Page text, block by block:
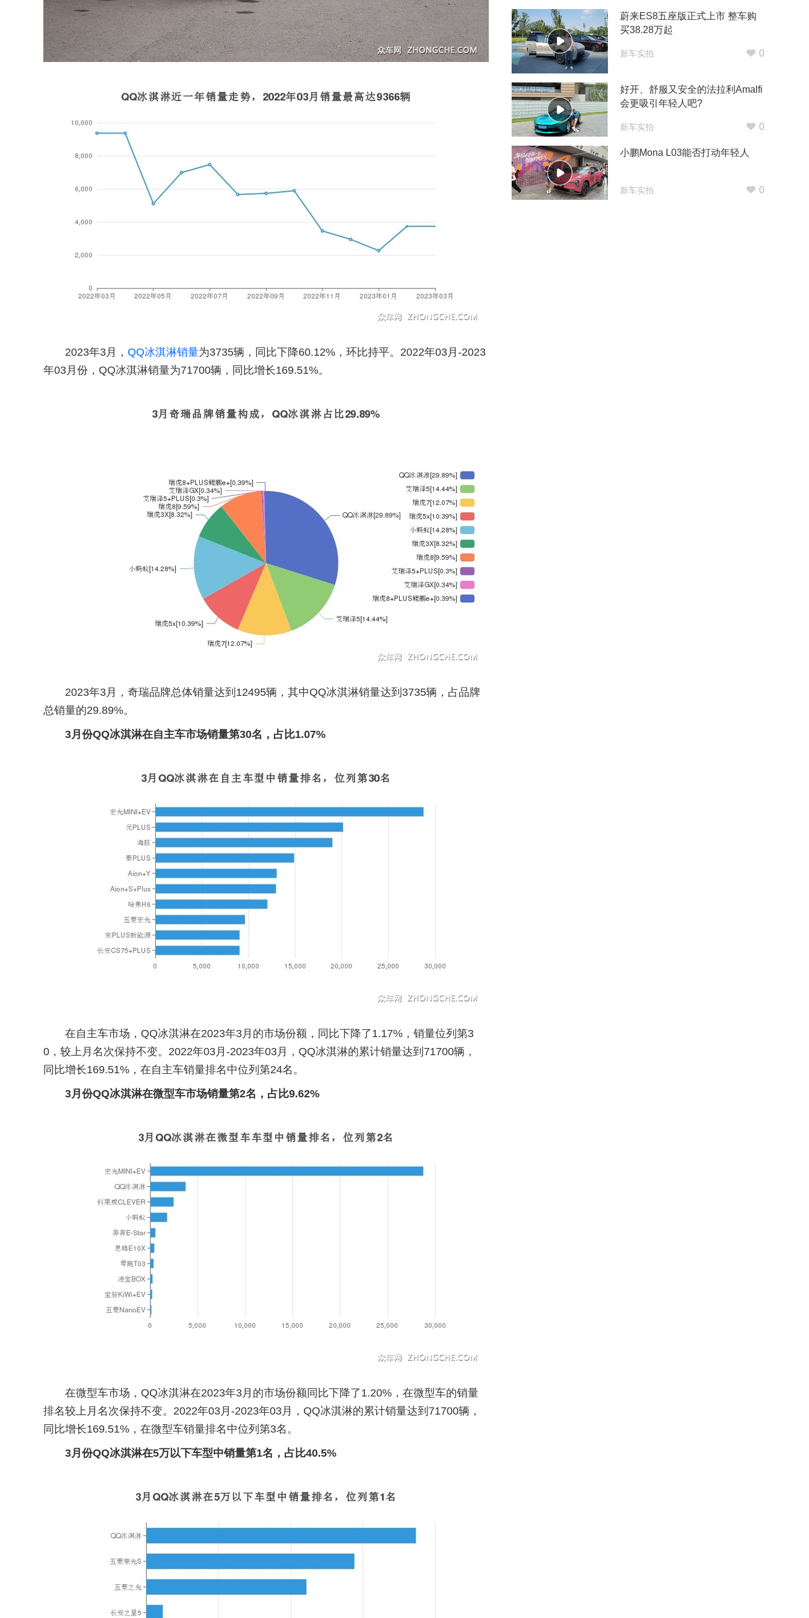
2023年3月， QQ冰淇淋销量为3735辆，同比下降60.12%，环比持平。2022年03月-2023
年03月份，QQ冰淇淋销量为71700辆，同比增长169.51%。
2023年3月，奇瑞品牌总体销量达到12495辆，其中QQ冰淇淋销量达到3735辆，占品牌
总销量的29.89%。
3月份QQ冰淇淋在自主车市场销量第30名，占比1.07%
在自主车市场，QQ冰淇淋在2023年3月的市场份额，同比下降了1.17%，销量位列第3
0，较上月名次保持不变。2022年03月-2023年03月，QQ冰淇淋的累计销量达到71700辆，
同比增长169.51%，在自主车销量排名中位列第24名。
3月份QQ冰淇淋在微型车市场销量第2名，占比9.62%
在微型车市场，QQ冰淇淋在2023年3月的市场份额同比下降了1.20%，在微型车的销量
排名较上月名次保持不变。2022年03月-2023年03月，QQ冰淇淋的累计销量达到71700辆，
同比增长169.51%，在微型车销量排名中位列第3名。
3月份QQ冰淇淋在5万以下车型中销量第1名，占比40.5%
蔚来ES8五座版正式上市 整车购
买38.28万起
新车实拍 0
好开、舒服又安全的法拉利Amalfi
会更吸引年轻人吧?
新车实拍 0
小鹏Mona L03能否打动年轻人
新车实拍 0